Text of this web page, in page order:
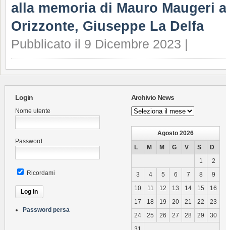
alla memoria di Mauro Maugeri
Orizzonte, Giuseppe La Delfa
Pubblicato il 9 Dicembre 2023 |
Login
Nome utente
Password
Ricordami
Password persa
Archivio News
Archivio
News
Agosto 2026
L
M M G V S
D
1
2
3
4 5 6 7 8
9
10
11 12 13 14 15
16
17
18 19 20 21 22
23
24
25 26 27 28 29
30